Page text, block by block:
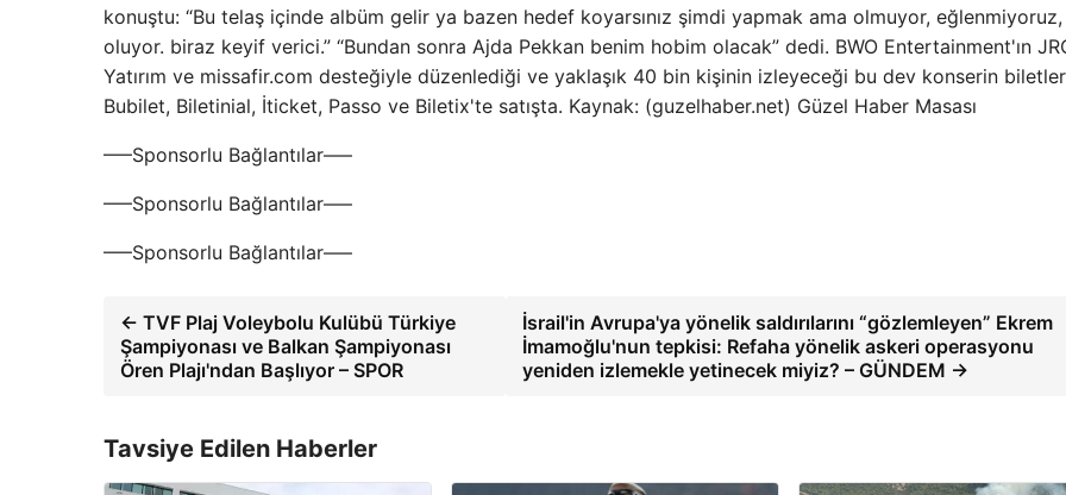
konuştu: “Bu telaş içinde albüm gelir ya bazen hedef koyarsınız şimdi yapmak ama olmuyor, eğlenmiyoruz,
oluyor. biraz keyif verici.” “Bundan sonra Ajda Pekkan benim hobim olacak” dedi. BWO Entertainment'ın
Yatırım ve missafir.com desteğiyle düzenlediği ve yaklaşık 40 bin kişinin izleyeceği bu dev konserin
Bubilet, Biletinial, İticket, Passo ve Biletix'te satışta. Kaynak: (guzelhaber.net) Güzel Haber Masası
—–Sponsorlu Bağlantılar—–
—–Sponsorlu Bağlantılar—–
—–Sponsorlu Bağlantılar—–
← TVF Plaj Voleybolu Kulübü Türkiye
Şampiyonası ve Balkan Şampiyonası
Ören Plajı'ndan Başlıyor – SPOR
İsrail'in Avrupa'ya yönelik saldırılarını “gözlemleyen” Ekrem
İmamoğlu'nun tepkisi: Refaha yönelik askeri operasyonu
yeniden izlemekle yetinecek miyiz? – GÜNDEM →
Tavsiye Edilen Haberler